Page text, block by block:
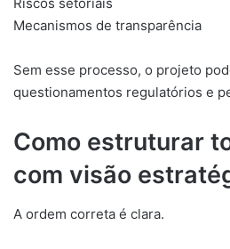
Mecanismos de transparência
Sem esse processo, o projeto
questionamentos regulatórios e
Como estruturar
com visão
A ordem correta é clara.